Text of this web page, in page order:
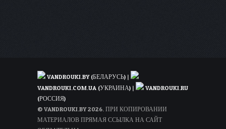
VANDROUKI.BY (БЕЛАРУСЬ) |
VANDROUKI.COM.UA (УКРАИНА) |
VANDROUKI.RU
(РОССИЯ)
© VANDROUKI.BY 2026. ПРИ КОПИРОВАНИИ
МАТЕРИАЛОВ ПРЯМАЯ ССЫЛКА НА САЙТ